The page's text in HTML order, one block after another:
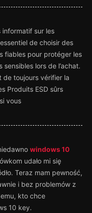
sur les
de choisir des
fiables pour protéger les
lors de l’achat.
de toujours vérifier la
Produits ESD sûrs
vous
windows 10
udało mi się
Teraz mam pewność,
i bez problemów z
kto chce
10 key.